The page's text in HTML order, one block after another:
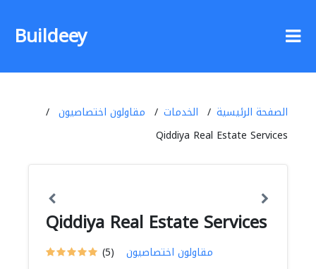
Buildeey
الصفحة الرئيسية الخدمات
مقاولون اختصاصيون
Qiddiya Real Estate Services
Qiddiya Real Estate Services
(5) مقاولون اختصاصيون